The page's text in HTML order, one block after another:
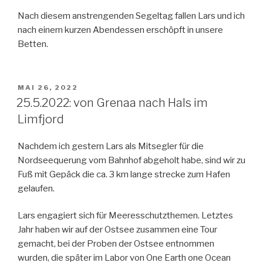
Nach diesem anstrengenden Segeltag fallen Lars und ich
nach einem kurzen Abendessen erschöpft in unsere
Betten.
VERÖFFENTLICHT
AM
MAI 26, 2022
25.5.2022: von Grenaa nach Hals im
Limfjord
Nachdem ich gestern Lars als Mitsegler für die
Nordseequerung vom Bahnhof abgeholt habe, sind wir zu
Fuß mit Gepäck die ca. 3 km lange strecke zum Hafen
gelaufen.
Lars engagiert sich für Meeresschutzthemen. Letztes
Jahr haben wir auf der Ostsee zusammen eine Tour
gemacht, bei der Proben der Ostsee entnommen
wurden, die später im Labor von One Earth one Ocean